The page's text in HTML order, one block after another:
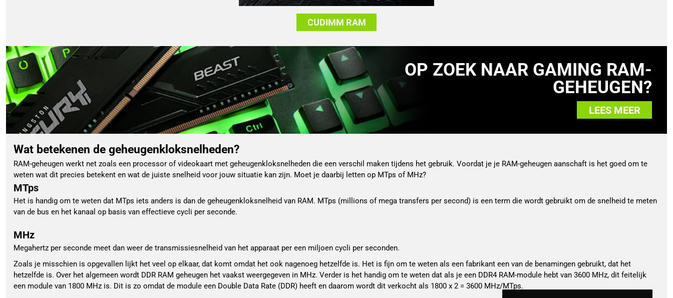
CUDIMM RAM
OP ZOEK NAAR GAMING RAM-
GEHEUGEN?
LEES MEER
Wat betekenen de geheugenkloksnelheden?
RAM-geheugen werkt net zoals een processor of videokaart met geheugenkloksnelheden die een verschil maken tijdens het gebruik. Voordat je je RAM-geheugen aanschaft is het goed om te
weten wat dit precies betekent en wat de juiste snelheid voor jouw situatie kan zijn. Moet je daarbij letten op MTps of MHz?
MTps
Het is handig om te weten dat MTps iets anders is dan de geheugenkloksnelheid van RAM. MTps (millions of mega transfers per second) is een term die wordt gebruikt om de snelheid te meten
van de bus en het kanaal op basis van effectieve cycli per seconde.
MHz
Megahertz per seconde meet dan weer de transmissiesnelheid van het apparaat per een miljoen cycli per seconden.
Zoals je misschien is opgevallen lijkt het veel op elkaar, dat komt omdat het ook nagenoeg hetzelfde is. Het is fijn om te weten als een fabrikant een van de benamingen gebruikt, dat het
hetzelfde is. Over het algemeen wordt DDR RAM geheugen het vaakst weergegeven in MHz. Verder is het handig om te weten dat als je een DDR4 RAM-module hebt van 3600 MHz, dit feitelijk
een module van 1800 MHz is. Dit is zo omdat de module een Double Data Rate (DDR) heeft en daarom wordt dit verkocht als 1800 x 2 = 3600 MHz/MTps.